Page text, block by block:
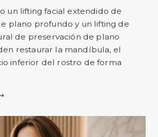
un lifting facial extendido de
plano profundo y un lifting de
de preservación de plano
restaurar la mandíbula, el
inferior del rostro de forma